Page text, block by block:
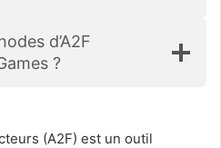
d’A2F
?
(A2F) est un outil